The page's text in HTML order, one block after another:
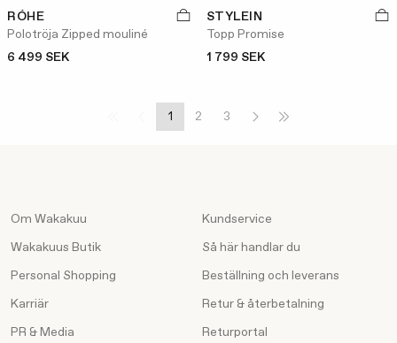
RÓHE
Polotröja Zipped mouliné
6 499 SEK
STYLEIN
Topp Promise
1 799 SEK
1 2 3
Om Wakakuu
Wakakuus Butik
Personal Shopping
Karriär
PR & Media
Kundservice
Så här handlar du
Beställning och leverans
Retur & återbetalning
Returportal